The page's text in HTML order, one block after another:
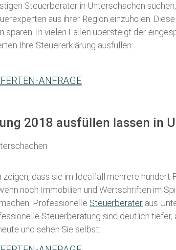
Steuerberater in Unterschächen
aus ihrer Region einzuholen. Diese
sparen. In vielen Fällen übersteigt der
Ihre Steuererklärung ausfüllen:
ANFRAGE
2018 ausfüllen lassen in
zeigen, dass sie im Idealfall mehrere hundert
noch Immobilien und Wertschriften im
Professionelle Steuerberater aus
Steuerberatung sind deutlich
und sehen Sie selbst: